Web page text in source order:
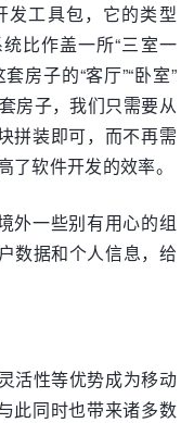
发工具包，它的类型
比作盖一所“三室一
房子的“客厅”“卧室”
房子，我们只需要从
拼装即可，而不再需
了软件开发的效率。
外一些别有用心的组
数据和个人信息，给
活性等优势成为移动
此同时也带来诸多数